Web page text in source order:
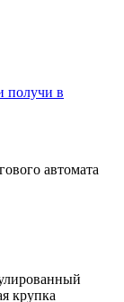
автомата
крупка